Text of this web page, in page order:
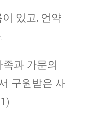
있고, 언약
과 가문의
구원받은 사